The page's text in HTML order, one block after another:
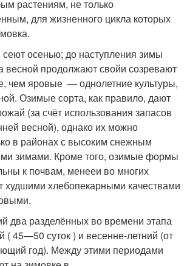
растениям, не только
для жизненного цикла которых
осенью; до наступления зимы
весной продолжают свойи созревают
чем яровые — однолетние культуры,
Озимые сорта, как правило, дают
(за счёт использования запасов
весной), однако их можно
в районах с высоким снежным
зимами. Кроме того, озимые формы
к почвам, менееи во многих
худшими хлебопекарными качествами
два разделённых во времени этапа
( 45—50 суток ) и весенне-летний (от
год). Между этими периодами